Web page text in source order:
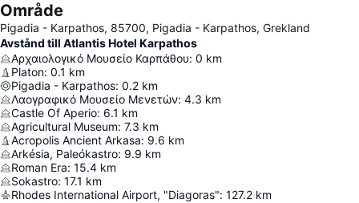
Område
Pigadia - Karpathos, 85700, Pigadia - Karpathos, Grekland
Avstånd till Atlantis Hotel Karpathos
Αρχαιολογικό Μουσείο Καρπάθου: 0 km
Platon: 0.1 km
Pigadia - Karpathos: 0.2 km
Λαογραφικό Μουσείο Μενετών: 4.3 km
Castle Of Aperio: 6.1 km
Agricultural Museum: 7.3 km
Acropolis Ancient Arkasa: 9.6 km
Arkésia, Paleókastro: 9.9 km
Roman Era: 15.4 km
Sokastro: 17.1 km
Rhodes International Airport, "Diagoras": 127.2 km